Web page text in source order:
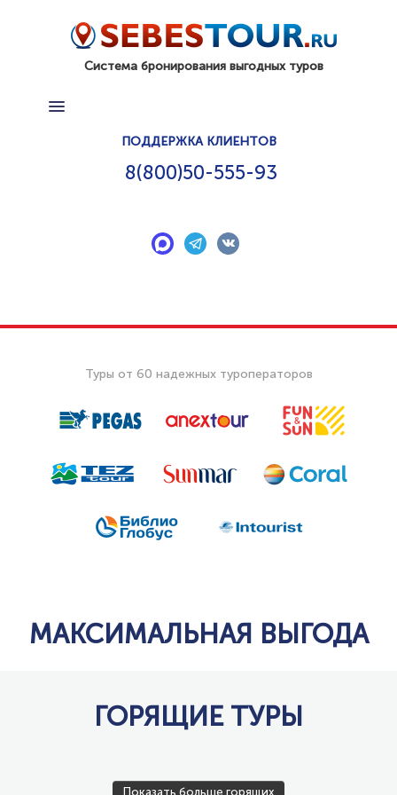
Система бронирования выгодных туров
ПОИСК ТУРА
ГОРЯЩИЕ ТУРЫ
КОНТАКТЫ
ПОДАРОЧНЫЙ СЕРТИФИКАТ
ЧАВО
ПОДДЕРЖКА КЛИЕНТОВ
8(800)50-555-93
Туры от 60 надежных туроператоров
МАКСИМАЛЬНАЯ ВЫГОДА
ГОРЯЩИЕ ТУРЫ
Показать больше горящих